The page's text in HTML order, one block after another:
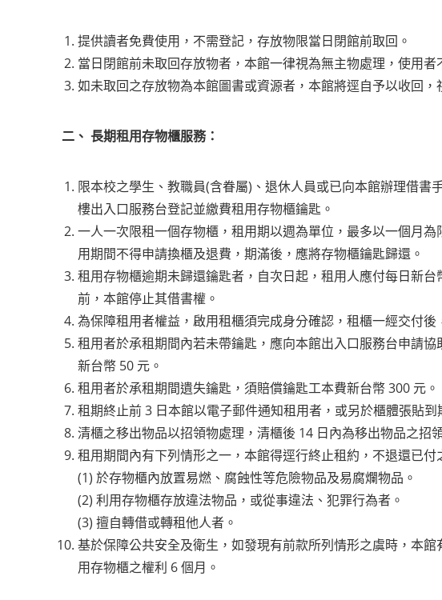
提供讀者免費使用，不需登記，存放物限當日閉館前取回。
當日閉館前未取回存放物者，本館一律視為無主物處理，使用者
如未取回之存放物為本館圖書或資源者，本館將逕自予以收回，
二、 長期租用存物櫃服務：
限本校之學生、教職員(含眷屬)、退休人員或已向本館辦理借
樓出入口服務台登記並繳費租用存物櫃鑰匙。
一人一次限租一個存物櫃，租用期以週為單位，最多以一個月
用期間不得申請換櫃及退費，期滿後，應將存物櫃鑰匙歸還。
租用存物櫃逾期未歸還鑰匙者，自次日起，租用人應付每日新
前，本館停止其借書權。
為保障租用者權益，啟用租櫃須完成身分確認，租櫃一經交付
租用者於承租期間內若未帶鑰匙，應向本館出入口服務台申請
新台幣 50 元。
租用者於承租期間遺失鑰匙，須賠償鑰匙工本費新台幣 300 元。
租期終止前 3 日本館以電子郵件通知租用者，或另於櫃體張貼
清櫃之移出物品以招領物處理，清櫃後 14 日內為移出物品之招
租用期間內有下列情形之一，本館得逕行終止租約，不退還已付
(1) 於存物櫃內放置易燃、腐蝕性等危險物品及易腐爛物品。
(2) 利用存物櫃存放違法物品，或從事違法、犯罪行為者。
(3) 擅自轉借或轉租他人者。
基於保障公共安全及衛生，如發現有前款所列情形之虞時，本
用存物櫃之權利 6 個月。